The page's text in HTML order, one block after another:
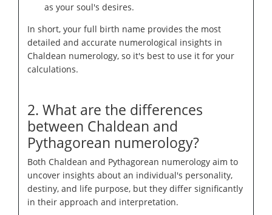
as your soul's desires.
In short, your full birth name provides the most
detailed and accurate numerological insights in
Chaldean numerology, so it's best to use it for your
calculations.
2. What are the differences
between Chaldean and
Pythagorean numerology?
Both Chaldean and Pythagorean numerology aim to
uncover insights about an individual's personality,
destiny, and life purpose, but they differ significantly
in their approach and interpretation.